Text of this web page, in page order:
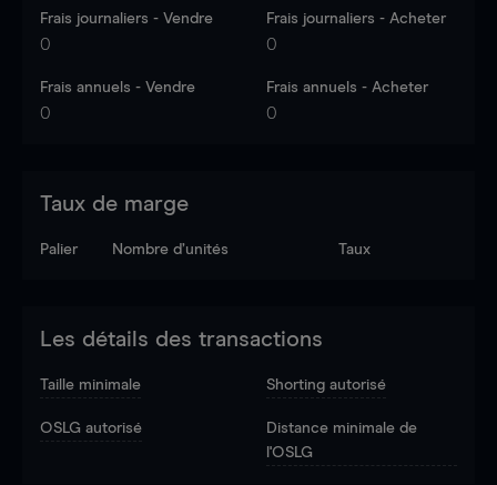
Frais journaliers - Vendre
0
Frais journaliers - Acheter
0
Frais annuels - Vendre
0
Frais annuels - Acheter
0
Taux de marge
Palier Nombre d’unités Taux
Les détails des transactions
Taille minimale Shorting autorisé
OSLG autorisé
Distance minimale de
l'OSLG